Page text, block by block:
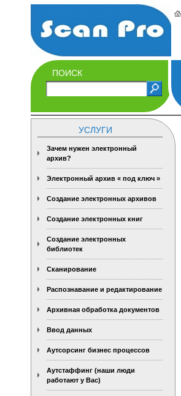
ПОИСК
УСЛУГИ
Зачем нужен электронный
архив?
Электронный архив « под ключ »
Создание электронных архивов
Создание электронных книг
Создание электронных
библиотек
Сканирование
Распознавание и редактирование
Архивная обработка документов
Ввод данных
Аутсорсинг бизнес процессов
Аутстаффинг (наши люди
работают у Вас)